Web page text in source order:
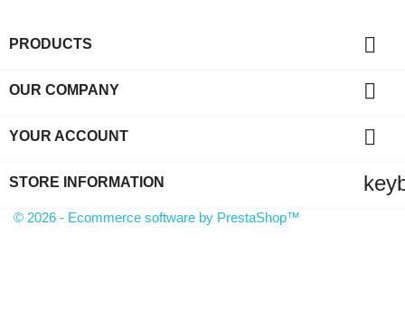
PRODUCTS 
OUR COMPANY 
YOUR ACCOUNT 
STORE INFORMATION
© 2026 - Ecommerce software by PrestaShop™